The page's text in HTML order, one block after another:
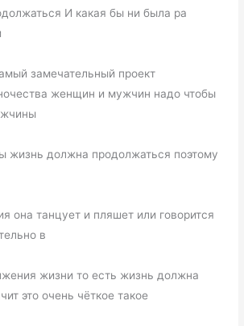
И какая бы ни была ра
замечательный проект
женщин и мужчин надо чтобы
жизнь должна продолжаться поэтому
она танцует и пляшет или говорится
в
жизни то есть жизнь должна
это очень чёткое такое